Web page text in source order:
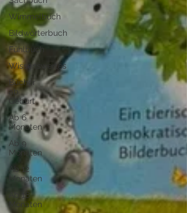
Wimmelbuch
Bildwörterbuch
Fühlbuch
Wissenswertes
Bücher
ab
Geburt
Ab 6
Monaten
Ab 9
Monaten
Ab 12
Monaten
Ab 18
Monaten